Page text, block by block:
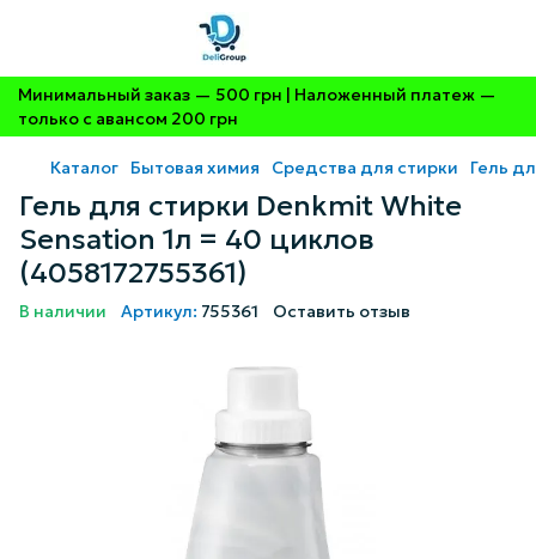
Минимальный заказ — 500 грн | Наложенный платеж —
только с авансом 200 грн
Каталог Бытовая химия Средства для стирки Гель
Гель для стирки Denkmit White
Sensation 1л = 40 циклов
(4058172755361)
В наличии Артикул: 755361 Оставить отзыв